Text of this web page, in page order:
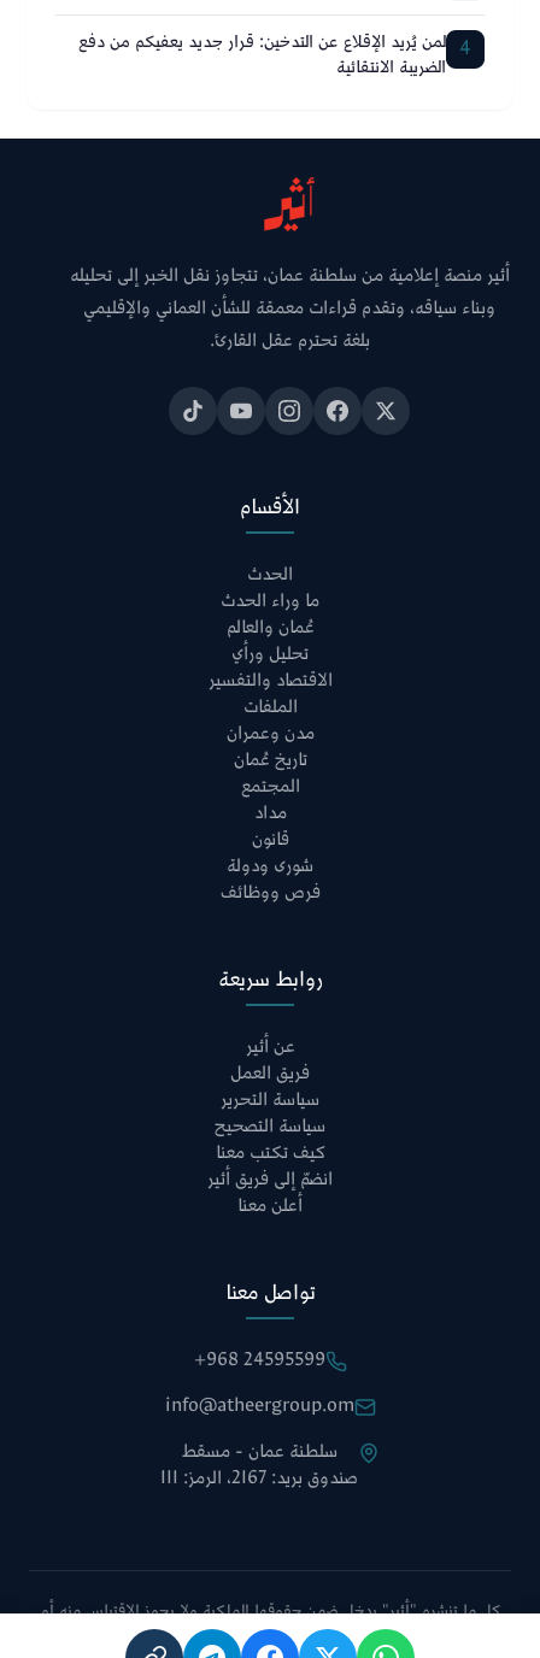
4 لمن يُريد الإقلاع عن التدخين: قرار جديد يعفيكم من دفع
الضريبة الانتقائية
أثير منصة إعلامية من سلطنة عمان، تتجاوز نقل الخبر إلى تحليله
وبناء سياقه، وتقدم قراءات معمقة للشأن العماني والإقليمي
بلغة تحترم عقل القارئ.
الأقسام
الحدث
ما وراء الحدث
عُمان والعالم
تحليل ورأي
الاقتصاد والتفسير
الملفات
مدن وعمران
تاريخ عُمان
المجتمع
مداد
قانون
شورى ودولة
فرص ووظائف
روابط سريعة
عن أثير
فريق العمل
سياسة التحرير
سياسة التصحيح
كيف تكتب معنا
انضمّ إلى فريق أثير
أعلن معنا
تواصل معنا
+968 24595599
info@atheergroup.om
سلطنة عمان - مسقط
صندوق بريد: 2167، الرمز: 111
كل ما تنشره "أثير" يدخل ضمن حقوقها الملكية ولا يجوز الاقتباس منه أو
نقله دون الإشارة إلى الموقع أو أخذ موافقة إدارة التحرير.